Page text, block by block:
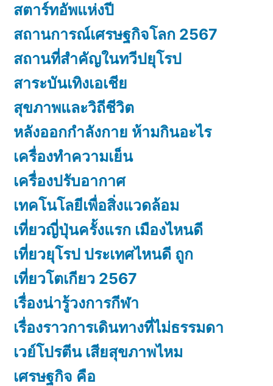
สตาร์ทอัพแห่งปี
สถานการณ์เศรษฐกิจโลก 2567
สถานที่สำคัญในทวีปยุโรป
สาระบันเทิงเอเชีย
สุขภาพและวิถีชีวิต
หลังออกกําลังกาย ห้ามกินอะไร
เครื่องทำความเย็น
เครื่องปรับอากาศ
เทคโนโลยีเพื่อสิ่งแวดล้อม
เที่ยวญี่ปุ่นครั้งแรก เมืองไหนดี
เที่ยวยุโรป ประเทศไหนดี ถูก
เที่ยวโตเกียว 2567
เรื่องน่ารู้วงการกีฬา
เรื่องราวการเดินทางที่ไม่ธรรมดา
เวย์โปรตีน เสียสุขภาพไหม
เศรษฐกิจ คือ